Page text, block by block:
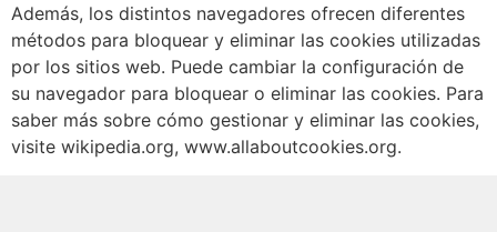
Además, los distintos navegadores ofrecen diferentes
métodos para bloquear y eliminar las cookies utilizadas
por los sitios web. Puede cambiar la configuración de
su navegador para bloquear o eliminar las cookies. Para
saber más sobre cómo gestionar y eliminar las cookies,
visite wikipedia.org, www.allaboutcookies.org.